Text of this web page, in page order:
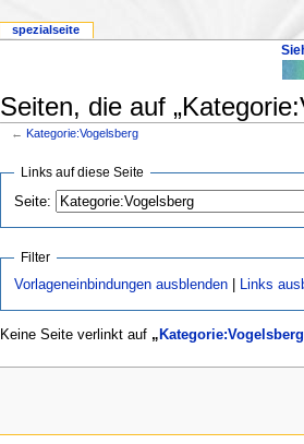
Seiten, die auf
←Kategorie:Vogelsberg
Links auf diese Seite
Seite:
Filter
Vorlageneinbindungen ausblenden
Links
Keine Seite verlinkt auf „ Kategorie:Vogelsberg
spezialseite